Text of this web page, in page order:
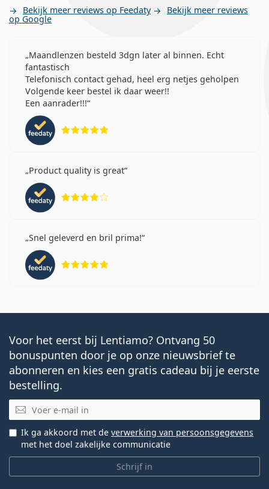
Bekijk meer reviews op Feedaty Bekijk meer reviews
op Google
Maandlenzen besteld 3dgn later al binnen. Echt
fantastisch
Telefonisch contact gehad, heel erg netjes geholpen
Volgende keer bestel ik daar weer!!
Een aanrader!!!
Product quality is great
Snel geleverd en bril prima!
Voor het eerst bij Lentiamo? Ontvang 50
bonuspunten door je op onze nieuwsbrief te
abonneren en kies een gratis cadeau bij je eerste
bestelling.
E-mail
Schrijf in
Ik ga akkoord met de verwerking van persoonsgegevens
met het doel zakelijke communicatie